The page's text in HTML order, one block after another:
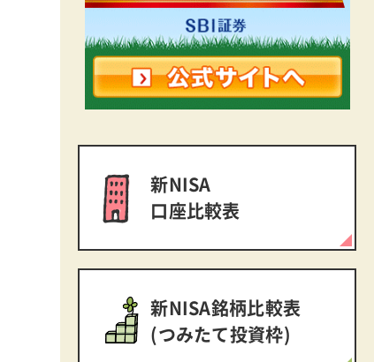
新NISA
口座比較表
新NISA銘柄比較表
(つみたて投資枠)